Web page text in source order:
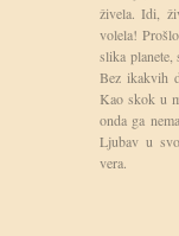
živela. Idi,
volela!
slika planete,
Bez ikakvih
Kao skok u
onda ga
Ljubav u
vera.